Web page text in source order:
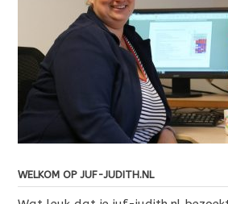
WELKOM OP JUF-JUDITH.NL